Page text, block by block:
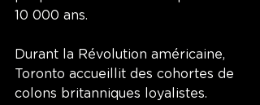
10 000 ans.
Durant la Révolution américaine,
Toronto accueillit des cohortes de
colons britanniques loyalistes.